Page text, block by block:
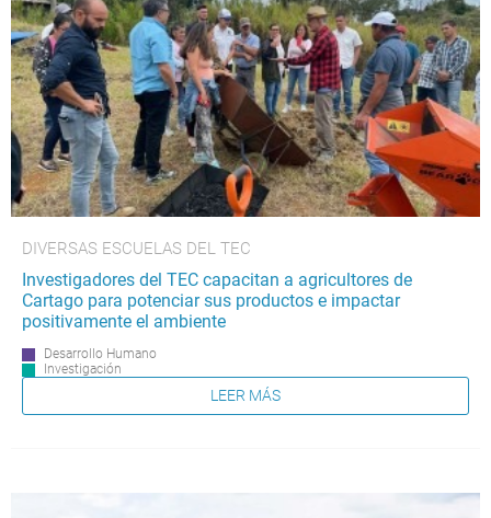
DIVERSAS ESCUELAS DEL TEC
Investigadores del TEC capacitan a agricultores de
Cartago para potenciar sus productos e impactar
positivamente el ambiente
Desarrollo Humano
Investigación
LEER MÁS